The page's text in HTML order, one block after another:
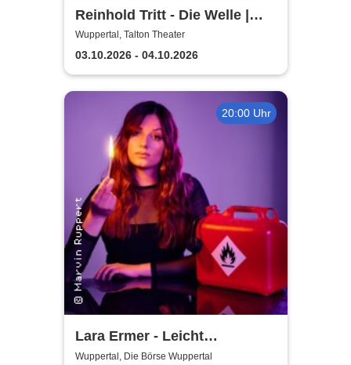
Reinhold Tritt - Die Welle |
Kurzgeschichte von Morton
Rhue & Ron Jones
Wuppertal, Talton Theater
03.10.2026 - 04.10.2026
20:00 Uhr
Lara Ermer - Leicht
entflammbar
Wuppertal, Die Börse Wuppertal